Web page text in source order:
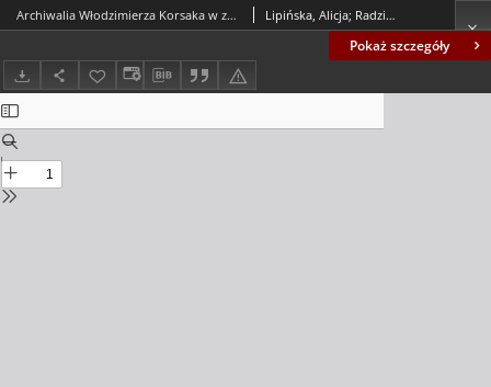
Pokaż szczegóły
Archiwalia Włodzimierza Korsaka w zbiorach Wojewódzkiej i Miejskiej Biblioteki Publicznej im. Cypriana. Norwida w Zielonej Górze. Część druga Lipińska, Alicja; Radziszewska, Maria